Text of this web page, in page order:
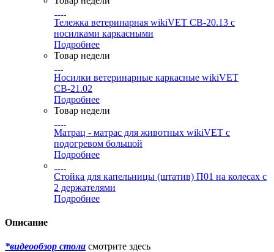
Тележка ветеринарная wikiVET СВ-20.13 с
носилками каркасными
Подробнее
Товар недели
Носилки ветеринарные каркасные wikiVET
СВ-21.02
Подробнее
Товар недели
Матрац - матрас для животных wikiVET с
подогревом большой
Подробнее
Стойка для капельницы (штатив) П01 на колесах с
2 держателями
Подробнее
Описание
*видеообзор стола смотрите здесь